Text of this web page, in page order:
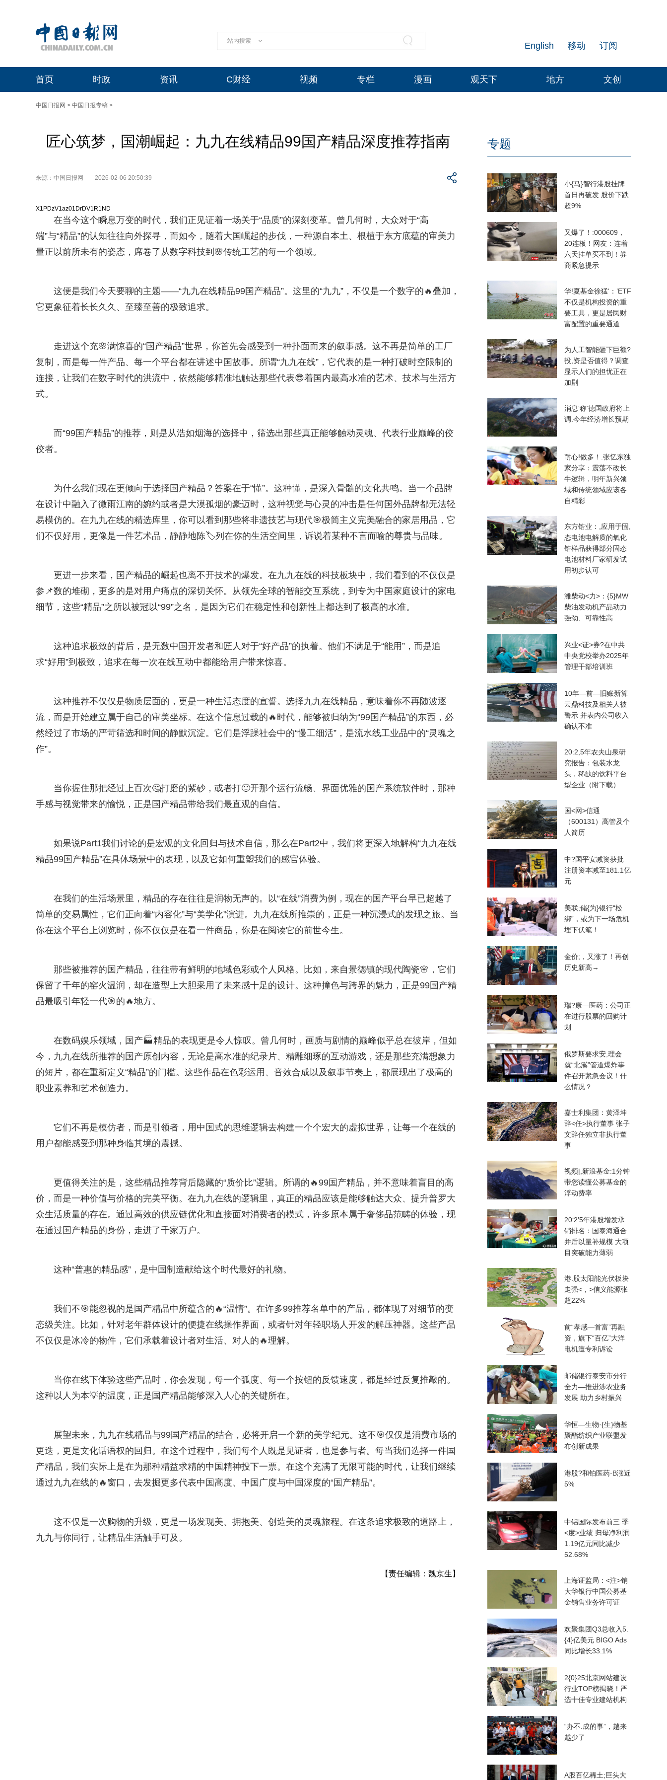
站内搜索 订阅
移动
English
首页 时政 资讯 C财经 视频 专栏 漫画 观天下 地方 文创
中国日报网 > 中国日报专稿 >
匠心筑梦，国潮崛起：九九在线精品99国产精品深度推荐指南
来源：中国日报网 2026-02-06 20:50:39
X1PDzV1az01DrDV1R1ND
在当今这个瞬息万变的时代，我们正见证着一场关于“品质”的深刻变革。曾几何时，大众对于“高
端”与“精品”的认知往往向外探寻，而如今，随着大国崛起的步伐，一种源自本土、根植于东方底蕴的审美力
量正以前所未有的姿态，席卷了从数字科技到🌸传统工艺的每一个领域。
这便是我们今天要聊的主题——“九九在线精品99国产精品”。这里的“九九”，不仅是一个数字的🔥叠加，
它更象征着长长久久、至臻至善的极致追求。
走进这个充🌸满惊喜的“国产精品”世界，你首先会感受到一种扑面而来的叙事感。这不再是简单的工厂
复制，而是每一件产品、每一个平台都在讲述中国故事。所谓“九九在线”，它代表的是一种打破时空限制的
连接，让我们在数字时代的洪流中，依然能够精准地触达那些代表😎着国内最高水准的艺术、技术与生活方
式。
而“99国产精品”的推荐，则是从浩如烟海的选择中，筛选出那些真正能够触动灵魂、代表行业巅峰的佼
佼者。
为什么我们现在更倾向于选择国产精品？答案在于“懂”。这种懂，是深入骨髓的文化共鸣。当一个品牌
在设计中融入了微雨江南的婉约或者是大漠孤烟的豪迈时，这种视觉与心灵的冲击是任何国外品牌都无法轻
易模仿的。在九九在线的精选库里，你可以看到那些将非遗技艺与现代🎯极简主义完美融合的家居用品，它
们不仅好用，更像是一件艺术品，静静地陈🏷️列在你的生活空间里，诉说着某种不言而喻的尊贵与品味。
更进一步来看，国产精品的崛起也离不开技术的爆发。在九九在线的科技板块中，我们看到的不仅仅是
参📌数的堆砌，更多的是对用户痛点的深切关怀。从领先全球的智能交互系统，到专为中国家庭设计的家电
细节，这些“精品”之所以被冠以“99”之名，是因为它们在稳定性和创新性上都达到了极高的水准。
这种追求极致的背后，是无数中国开发者和匠人对于“好产品”的执着。他们不满足于“能用”，而是追
求“好用”到极致，追求在每一次在线互动中都能给用户带来惊喜。
这种推荐不仅仅是物质层面的，更是一种生活态度的宣誓。选择九九在线精品，意味着你不再随波逐
流，而是开始建立属于自己的审美坐标。在这个信息过载的🔥时代，能够被归纳为“99国产精品”的东西，必
然经过了市场的严苛筛选和时间的静默沉淀。它们是浮躁社会中的“慢工细活”，是流水线工业品中的“灵魂之
作”。
当你握住那把经过上百次🤔打磨的紫砂，或者打🙂开那个运行流畅、界面优雅的国产系统软件时，那种
手感与视觉带来的愉悦，正是国产精品带给我们最直观的自信。
如果说Part1我们讨论的是宏观的文化回归与技术自信，那么在Part2中，我们将更深入地解构“九九在线
精品99国产精品”在具体场景中的表现，以及它如何重塑我们的感官体验。
在我们的生活场景里，精品的存在往往是润物无声的。以“在线”消费为例，现在的国产平台早已超越了
简单的交易属性，它们正向着“内容化”与“美学化”演进。九九在线所推崇的，正是一种沉浸式的发现之旅。当
你在这个平台上浏览时，你不仅仅是在看一件商品，你是在阅读它的前世今生。
那些被推荐的国产精品，往往带有鲜明的地域色彩或个人风格。比如，来自景德镇的现代陶瓷🌸，它们
保留了千年的窑火温润，却在造型上大胆采用了未来感十足的设计。这种撞色与跨界的魅力，正是99国产精
品最吸引年轻一代🎯的🔥地方。
在数码娱乐领域，国产🏭精品的表现更是令人惊叹。曾几何时，画质与剧情的巅峰似乎总在彼岸，但如
今，九九在线所推荐的国产原创内容，无论是高水准的纪录片、精雕细琢的互动游戏，还是那些充满想象力
的短片，都在重新定义“精品”的门槛。这些作品在色彩运用、音效合成以及叙事节奏上，都展现出了极高的
职业素养和艺术创造力。
它们不再是模仿者，而是引领者，用中国式的思维逻辑去构建一个个宏大的虚拟世界，让每一个在线的
用户都能感受到那种身临其境的震撼。
更值得关注的是，这些精品推荐背后隐藏的“质价比”逻辑。所谓的🔥99国产精品，并不意味着盲目的高
价，而是一种价值与价格的完美平衡。在九九在线的逻辑里，真正的精品应该是能够触达大众、提升普罗大
众生活质量的存在。通过高效的供应链优化和直接面对消费者的模式，许多原本属于奢侈品范畴的体验，现
在通过国产精品的身份，走进了千家万户。
这种“普惠的精品感”，是中国制造献给这个时代最好的礼物。
我们不🎯能忽视的是国产精品中所蕴含的🔥“温情”。在许多99推荐名单中的产品，都体现了对细节的变
态级关注。比如，针对老年群体设计的便捷在线操作界面，或者针对年轻职场人开发的解压神器。这些产品
不仅仅是冰冷的物件，它们承载着设计者对生活、对人的🔥理解。
当你在线下体验这些产品时，你会发现，每一个弧度、每一个按钮的反馈速度，都是经过反复推敲的。
这种以人为本💡的温度，正是国产精品能够深入人心的关键所在。
展望未来，九九在线精品与99国产精品的结合，必将开启一个新的美学纪元。这不🎯仅仅是消费市场的
更迭，更是文化话语权的回归。在这个过程中，我们每个人既是见证者，也是参与者。每当我们选择一件国
产精品，我们实际上是在为那种精益求精的中国精神投下一票。在这个充满了无限可能的时代，让我们继续
通过九九在线的🔥窗口，去发掘更多代表中国高度、中国广度与中国深度的“国产精品”。
这不仅是一次购物的升级，更是一场发现美、拥抱美、创造美的灵魂旅程。在这条追求极致的道路上，
九九与你同行，让精品生活触手可及。
【责任编辑：魏京生】
专题
小{马}智行港股挂牌
首日再破发 股价下跌
超9%
又爆了！:000609，
20连板！网友：连着
六天挂单买不到！券
商紧急提示
华!夏基金徐猛‘：’ETF
不仅是机构投资的重
要工具，更是居民财
富配置的重要通道
为人工智能砸下巨额?
投,资是否值得？调查
显示人们的担忧正在
加剧
消息‘称’德国政府将上
调.今年经济增长预期
耐心!做多！.张忆东独
家分享：震荡不改长
牛逻辑，明年新兴领
域和传统领域应该各
自精彩
东方锆业：,应用于固,
态电池电解质的氧化
锆样品获得部分固态
电池材料厂家研发试
用初步认可
潍柴动<力>：{5}MW
柴油发动机产品动力
强劲、可靠性高
兴业<证>券?在中共
中央党校举办2025年
管理干部培训班
10年—前—旧账新算
云鼎科技及相关人被
警示 并表内公司收入
确认不准
20:2,5年农夫山泉研
究报告：包装水龙
头，稀缺的饮料平台
型企业（附下载）
国<网>信通
（600131）高管及个
人简历
中?国平安减资获批
注册资本减至181.1亿
元
美联;储{为}银行“松
绑”，或为下一场危机
埋下伏笔！
金价;，又涨了！再创
历史新高→
瑞?康—医药：公司正
在进行股票的回购计
划
俄罗斯要求安,理会
就“北溪”管道爆炸事
件召开紧急会议！什
么情况？
嘉士利集团：黄泽坤
辞<任>执行董事 张子
文辞任独立非执行董
事
视频|,新浪基金:1分钟
带您读懂公募基金的
浮动费率
20‘2’5年港股增发承
销排名：国泰海通合
并后以量补规模 大项
目突破能力薄弱
港.股太阳能光伏板块
走强<，>信义能源张
超22%
前“孝感—首富”再融
资，旗下“百亿”大洋
电机遭专利诉讼
邮储银行泰安市分行
全力—推进涉农业务
发展 助力乡村振兴
华恒—生物·{生}物基
聚酯纺织产业联盟发
布创新成果
港股?和铂医药-B涨近
5%
中铝国际发布前三.季
<度>业绩 归母净利润
1.19亿元同比减少
52.68%
上海证监局：<注>销
大华银行中国公募基
金销售业务许可证
欢聚集团Q3总收入5.
{4}亿美元 BIGO Ads
同比增长33.1%
2{0}25北京网站建设
行业TOP榜揭晓！严
选十佳专业建站机构
“办不.成的事”，越来
越少了
A股百亿稀土;巨头大